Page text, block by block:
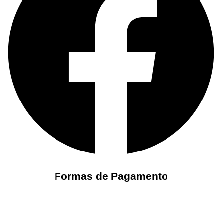
Formas de Pagamento